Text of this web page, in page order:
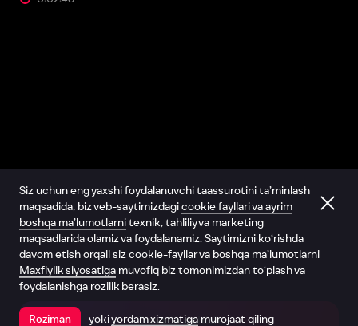
Ilovada ochish
Siz uchun eng yaxshi foydalanuvchi taassurotini ta’minlash
maqsadida, biz veb-saytimizdagicookie fayllari va ayrim
boshqa ma’lumotlarnitexnik, tahliliy va marketing
maqsadlarida olamiz va foydalanamiz. Saytimizni ko‘rishda
davom etish orqali siz cookie-fayllar va boshqa ma’lumotlarni
Maxfiylik siyosatiga muvofiq biz tomonimizdan to‘plash va
foydalanishga rozilik berasiz.
Roziman yokiyordam xizmatiga murojaat qiling